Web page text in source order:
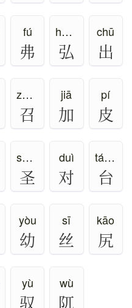
fú
弗
hóng
弘
chū
出
zhào、shào
召
jiā
加
pí
皮
shèng、kū
圣
duì
对
tái、tāi
台
yòu
幼
sī
丝
kāo
尻
yù
驭
wù
阢